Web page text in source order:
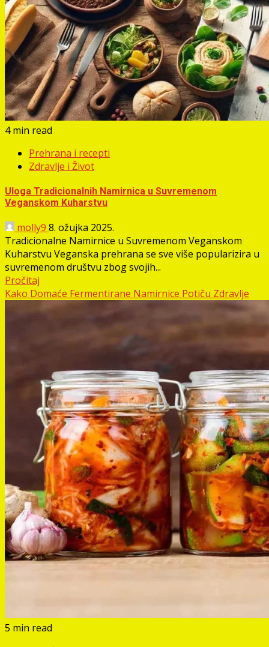
4 min read
Prehrana i recepti
Zdravlje i Život
Uloga Tradicionalnih Namirnica u Suvremenom
Veganskom Kuharstvu
molly9 8. ožujka 2025.
Tradicionalne Namirnice u Suvremenom Veganskom
Kuharstvu Veganska prehrana se sve više popularizira u
suvremenom društvu zbog svojih...
Pročitaj
Kako Domaće Fermentirane Namirnice Potiču Zdravlje
5 min read